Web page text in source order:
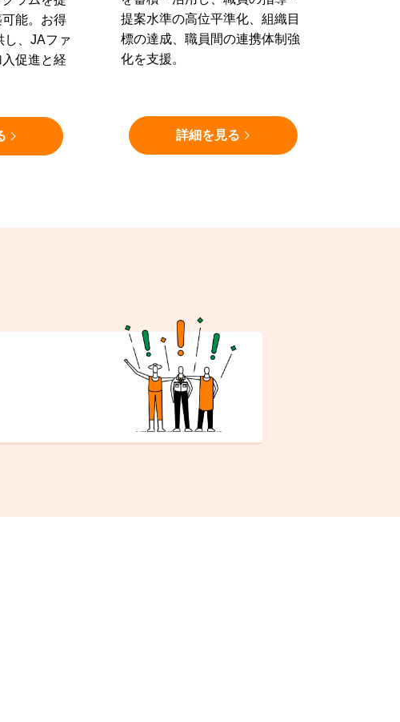
能。お得
し、JAファ
促進と経
提案水準の高位平準化、組織目
標の達成、職員間の連携体制強
化を支援。
詳細を見る